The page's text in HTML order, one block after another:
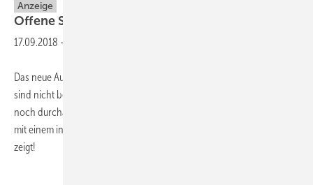
Anzeige
Offene Stellen bekannt
17.09.2018 -
Das neue Ausbildungsjahr hat gerade begonnen und viele Lehrstellen
sind nicht besetzt. Doch auch in den kommenden Wochen besteht
noch durchaus die Chance, dass ein SHK-Handwerksbetrieb Kontakt
mit einem interessierten Jugendlichen knüpfen kann – wenn er Flagge
zeigt!